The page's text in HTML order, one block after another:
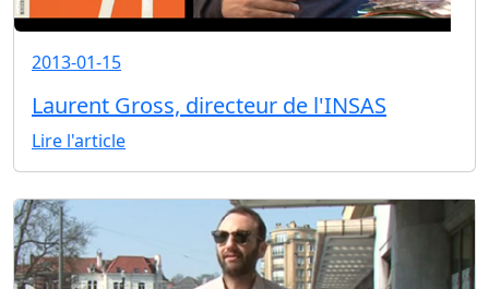
2013-01-15
Laurent Gross, directeur de l'INSAS
Lire l'article